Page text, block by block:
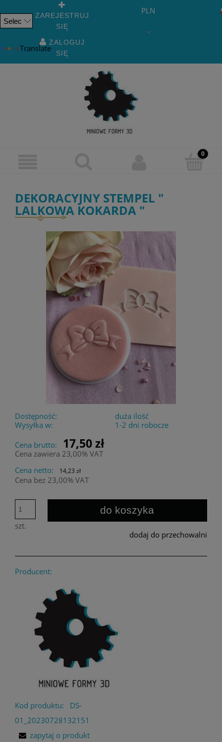
Translate
ZAREJESTRUJ
SIĘ
ZALOGUJ
SIĘ
PLN
DEKORACYJNY STEMPEL "
LALKOWA KOKARDA "
Dostępność:
duża ilość
Wysyłka w:
1-2 dni robocze
Cena brutto:
17,50 zł
Cena zawiera 23,00% VAT
Cena netto:
14,23 zł
Cena bez 23,00% VAT
szt.
do koszyka
dodaj do przechowalni
Producent:
Kod produktu:
DS-
01_20230728132151
zapytaj o produkt